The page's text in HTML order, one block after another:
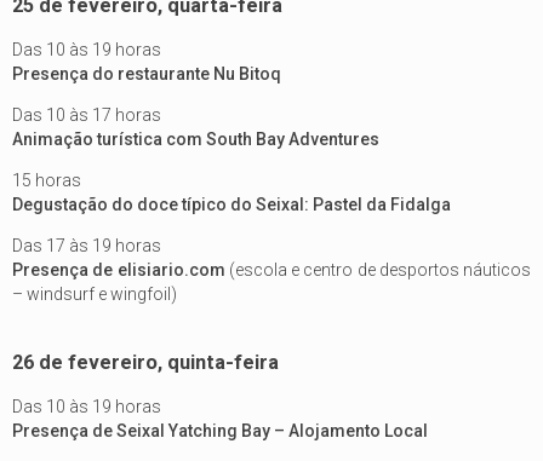
25 de fevereiro, quarta-feira
Das 10 às 19 horas
Presença do restaurante Nu Bitoq
Das 10 às 17 horas
Animação turística com South Bay Adventures
15 horas
Degustação do doce típico do Seixal: Pastel da Fidalga
Das 17 às 19 horas
Presença de elisiario.com (escola e centro de desportos náuticos
– windsurf e wingfoil)
26 de fevereiro, quinta-feira
Das 10 às 19 horas
Presença de Seixal Yatching Bay – Alojamento Local